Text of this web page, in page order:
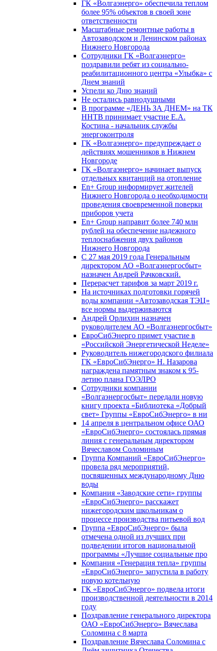
ГК «Волгаэнерго» обеспечила теплом
более 95% объектов в своей зоне
ответственности
Масштабные ремонтные работы в
Автозаводском и Ленинском районах
Нижнего Новгорода
Сотрудники ГК «Волгаэнерго»
поздравили ребят из социально-
реабилитационного центра «Улыбка» с
Днем знаний
Успели ко Дню знаний
Не остались равнодушными
В программе «ДЕНЬ ЗА ДНЕМ» на ТК
ННТВ принимает участие Е.А.
Костина - начальник службы
энергоконтроля
ГК «Волгаэнерго» предупреждает о
действиях мошенников в Нижнем
Новгороде
ГК «Волгаэнерго» начинает выпуск
отдельных квитанций на отопление
En+ Group информирует жителей
Нижнего Новгорода о необходимости
проведения своевременной поверки
приборов учета
En+ Group направит более 740 млн
рублей на обеспечение надежного
теплоснабжения двух районов
Нижнего Новгорода
С 27 мая 2019 года Генеральным
директором АО «Волгаэнергосбыт»
назначен Андрей Рачковский.
Перерасчет тарифов за март 2019 г.
На источниках подготовки горячей
воды компании «Автозаводская ТЭЦ»
все нормы выдерживаются
Андрей Орлихин назначен
руководителем АО «Волгаэнергосбыт»
ЕвроСибЭнерго примет участие в
«Российской Энергетической Неделе»
Руководитель нижегородского филиала
ГК «ЕвроСибЭнерго» Н. Назарова
награждена памятным знаком к 95-
летию плана ГОЭЛРО
Сотрудники компании
«Волгаэнергосбыт» передали новую
книгу проекта «Библиотека «Добрый
свет» Группы «ЕвроСибЭнерго» в ни
14 апреля в центральном офисе ОАО
«ЕвроСибЭнерго» состоялась прямая
линия с генеральным директором
Вячеславом Соломиным
Группа Компаний «ЕвроСибЭнерго»
провела ряд мероприятий,
посвященных международному Дню
воды
Компания «Заводские сети» группы
«ЕвроСибЭнерго» расскажет
нижегородским школьникам о
процессе производства питьевой вод
Группа «ЕвроСибЭнерго» была
отмечена одной из лучших при
подведении итогов национальной
программы «Лучшие социальные про
Компания «Генерация тепла» группы
«ЕвроСибЭнерго» запустила в работу
новую котельную
ГК «ЕвроСибЭнерго» подвела итоги
производственной деятельности в 2014
году
Поздравление генерального директора
ОАО «ЕвроСибЭнерго» Вячеслава
Соломина с 8 марта
Поздравление Вячеслава Соломина с